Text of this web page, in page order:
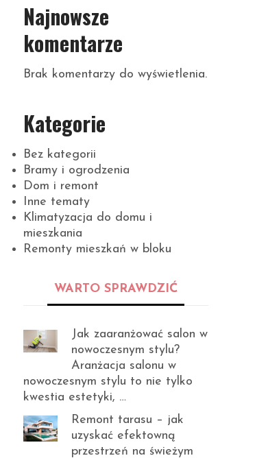
Najnowsze
komentarze
Brak komentarzy do wyświetlenia.
Kategorie
Bez kategorii
Bramy i ogrodzenia
Dom i remont
Inne tematy
Klimatyzacja do domu i
mieszkania
Remonty mieszkań w bloku
WARTO SPRAWDZIĆ
Jak zaaranżować salon w
nowoczesnym stylu?
Aranżacja salonu w
nowoczesnym stylu to nie tylko
kwestia estetyki, …
Remont tarasu – jak
uzyskać efektowną
przestrzeń na świeżym